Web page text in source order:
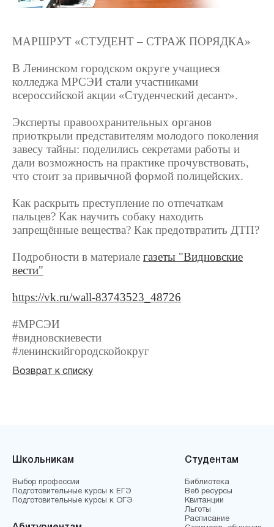
МАРШРУТ «СТУДЕНТ – СТРАЖ ПОРЯДКА»
В Ленинском городском округе учащиеся
колледжа МРСЭИ стали участниками
всероссийской акции «Студенческий десант».
Эксперты правоохранительных органов
приоткрыли представителям молодого поколения
завесу тайны: поделились секретами работы и
дали возможность на практике прочувствовать,
что стоит за привычной формой полицейских.
Как раскрыть преступление по отпечаткам
пальцев? Как научить собаку находить
запрещённые вещества? Как предотвратить ДТП?
Подробности в материале газеты "Видновские
вести"
https://vk.ru/wall-83743523_48726
#МРСЭИ
#видновскиевести
#ленинскийгородскойокруг
Возврат к списку
Школьникам
Выбор профессии
Подготовительные курсы к ЕГЭ
Подготовительные курсы к ОГЭ
Студентам
Библиотека
Веб ресурсы
Квитанции
Льготы
Расписание